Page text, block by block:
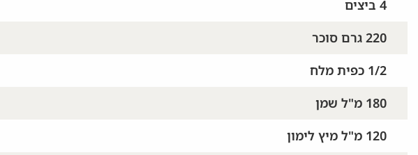
4 ביצים
220 גרם סוכר
1/2 כפית מלח
180 מ"ל שמן
120 מ"ל מיץ לימון